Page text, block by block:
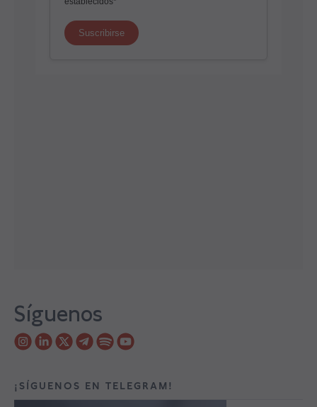
Síguenos
¡SÍGUENOS EN TELEGRAM!